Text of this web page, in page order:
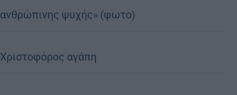
ανθρώπινης ψυχής» (φωτο)
Χριστοφόρος αγάπη